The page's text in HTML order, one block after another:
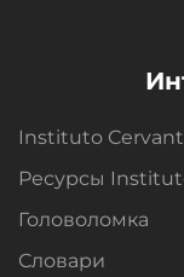
Instituto
Ресурсы
Головоломка
Словари